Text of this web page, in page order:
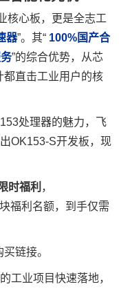
核心板，更是全志工
器”。其“ 100%国产合
”的综合优势，从芯
都直击工业用户的核
处理器的魅力，飞
OK153-S开发板，现
时福利 ，
福利名额，到手仅需
链接。
工业项目快速落地，